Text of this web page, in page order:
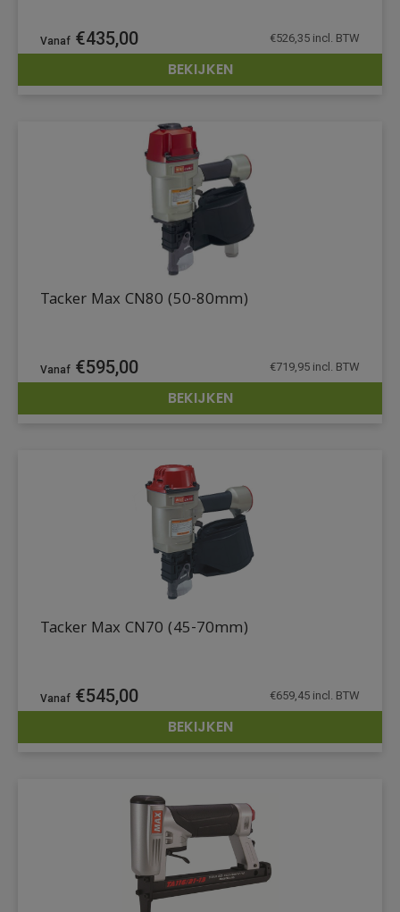
DETAILS
€435,00 €526,35 incl. BTW
BEKIJKEN
DETAILS
Tacker Max CN80 (50-80mm)
€595,00 €719,95 incl. BTW
BEKIJKEN
DETAILS
Tacker Max CN70 (45-70mm)
€545,00 €659,45 incl. BTW
BEKIJKEN